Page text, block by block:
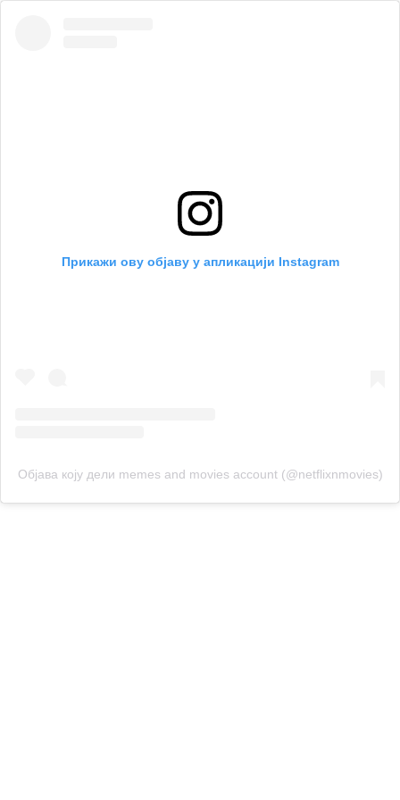
Прикажи ову објаву у апликацији Instagram
Објава коју дели memes and movies account (@netflixnmovies)